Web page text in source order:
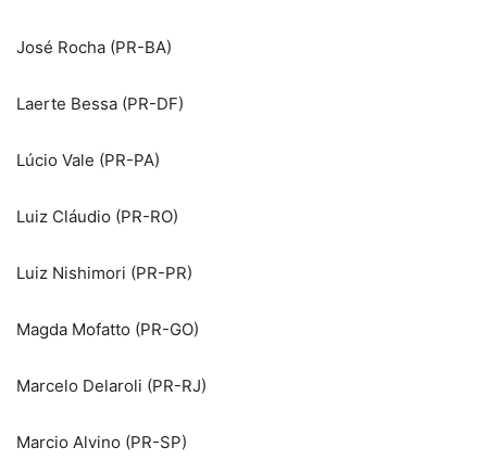
José Rocha (PR-BA)
Laerte Bessa (PR-DF)
Lúcio Vale (PR-PA)
Luiz Cláudio (PR-RO)
Luiz Nishimori (PR-PR)
Magda Mofatto (PR-GO)
Marcelo Delaroli (PR-RJ)
Marcio Alvino (PR-SP)